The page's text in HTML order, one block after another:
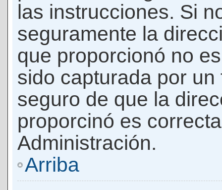
las instrucciones. Si
seguramente la
que proporcionó no
sido capturada por
seguro de que la
proporcinó es
Administración.
Arriba